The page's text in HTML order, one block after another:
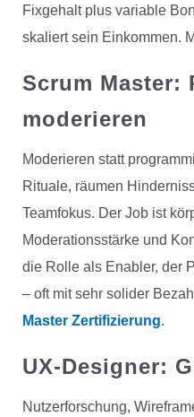
Fixgehalt plus variable
skaliert sein Einkommen.
Scrum Master:
moderieren
Moderieren statt
Rituale, räumen
Teamfokus. Der Job ist
Moderationsstärke und
die Rolle als Enabler, der
– oft mit sehr solider
Master Zertifizierung.
UX-Designer:
Nutzerforschung,